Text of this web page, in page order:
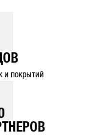
и покрытий